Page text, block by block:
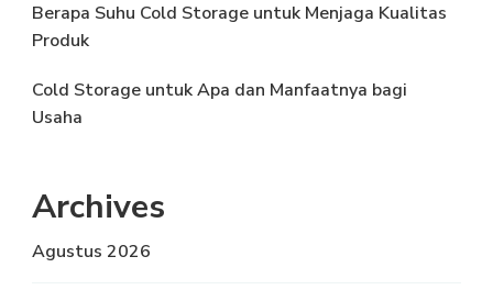
Berapa Suhu Cold Storage untuk Menjaga Kualitas
Produk
Cold Storage untuk Apa dan Manfaatnya bagi
Usaha
Archives
Agustus 2026